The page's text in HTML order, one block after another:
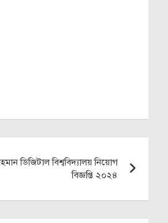
ডিজিটাল বিশ্ববিদ্যালয় নিয়োগ
বিজ্ঞপ্তি ২০২৪